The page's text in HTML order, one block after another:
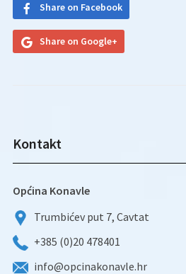
Share on Facebook
Share on Google+
Kontakt
Općina Konavle
Trumbićev put 7, Cavtat
+385 (0)20 478401
info@opcinakonavle.hr